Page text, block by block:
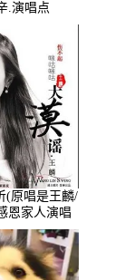
.演唱点
(原唱是王麟/
恩家人演唱